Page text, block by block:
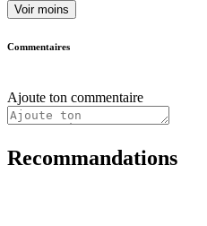
Voir moins
Commentaires
Ajoute ton commentaire
Recommandations